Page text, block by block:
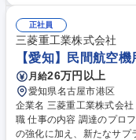
査（工場監査等） ■見積査
ズ等） ■NDAや基本契約の
の関係部門との調整 ※海外
す。 募集職種 【神戸】調達(国内・海外)/新規事業における調達先開拓・
契約折衝/やりがい◎
正社員
三菱重工業株式会社
【愛知】民間航空
月給26万円以上
愛知県名古屋市港区
企業名 三菱重工業株式会社 求人名 ■【愛知】民間航空機用購入部品 購買
職 仕事の内容 調達のプロフェッショナルとして、既存サプライチェーン
の強化に加え、新たなサプ